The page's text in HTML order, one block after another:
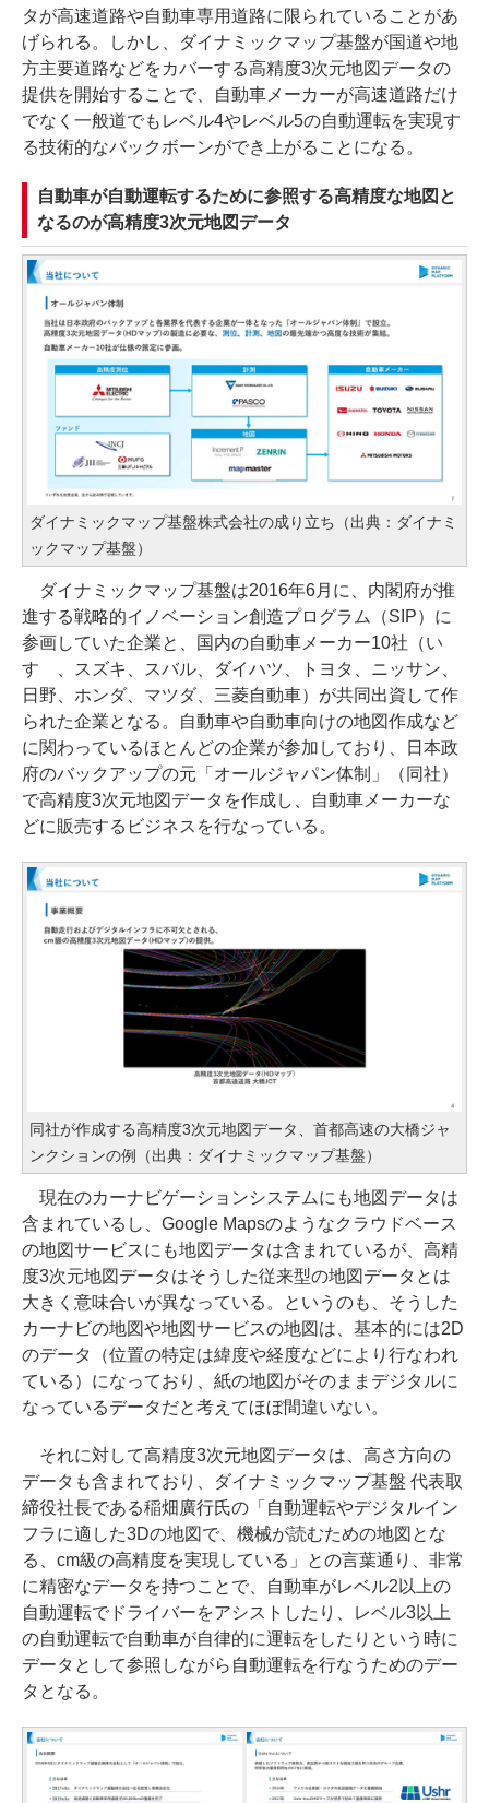
タが高速道路や自動車専用道路に限られていることがあ
げられる。しかし、ダイナミックマップ基盤が国道や地
方主要道路などをカバーする高精度3次元地図データの
提供を開始することで、自動車メーカーが高速道路だけ
でなく一般道でもレベル4やレベル5の自動運転を実現す
る技術的なバックボーンができ上がることになる。
自動車が自動運転するために参照する高精度な地図と
なるのが高精度3次元地図データ
ダイナミックマップ基盤株式会社の成り立ち（出典：ダイナミ
ックマップ基盤）
ダイナミックマップ基盤は2016年6月に、内閣府が推
進する戦略的イノベーション創造プログラム（SIP）に
参画していた企業と、国内の自動車メーカー10社（い
すゞ、スズキ、スバル、ダイハツ、トヨタ、ニッサン、
日野、ホンダ、マツダ、三菱自動車）が共同出資して作
られた企業となる。自動車や自動車向けの地図作成など
に関わっているほとんどの企業が参加しており、日本政
府のバックアップの元「オールジャパン体制」（同社）
で高精度3次元地図データを作成し、自動車メーカーな
どに販売するビジネスを行なっている。
同社が作成する高精度3次元地図データ、首都高速の大橋ジャ
ンクションの例（出典：ダイナミックマップ基盤）
現在のカーナビゲーションシステムにも地図データは
含まれているし、Google Mapsのようなクラウドベース
の地図サービスにも地図データは含まれているが、高精
度3次元地図データはそうした従来型の地図データとは
大きく意味合いが異なっている。というのも、そうした
カーナビの地図や地図サービスの地図は、基本的には2D
のデータ（位置の特定は緯度や経度などにより行なわれ
ている）になっており、紙の地図がそのままデジタルに
なっているデータだと考えてほぼ間違いない。
それに対して高精度3次元地図データは、高さ方向の
データも含まれており、ダイナミックマップ基盤 代表取
締役社長である稲畑廣行氏の「自動運転やデジタルイン
フラに適した3Dの地図で、機械が読むための地図とな
る、cm級の高精度を実現している」との言葉通り、非常
に精密なデータを持つことで、自動車がレベル2以上の
自動運転でドライバーをアシストしたり、レベル3以上
の自動運転で自動車が自律的に運転をしたりという時に
データとして参照しながら自動運転を行なうためのデー
タとなる。